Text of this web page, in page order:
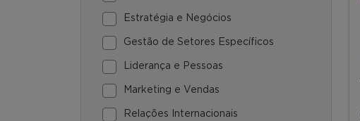
Estratégia e Negócios
Gestão de Setores Específicos
Liderança e Pessoas
Marketing e Vendas
Relações Internacionais